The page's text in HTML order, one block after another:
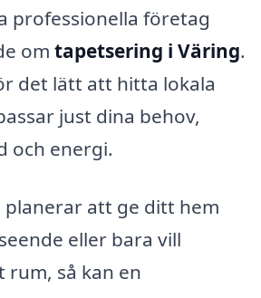
professionella företag
om tapetsering i Väring.
det lätt att hitta lokala
just dina behov,
och energi.
planerar att ge ditt hem
eller bara vill
rum, så kan en